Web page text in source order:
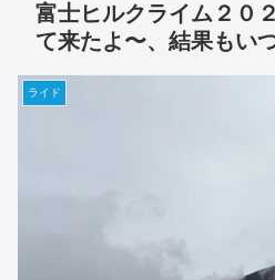
富士ヒルクライム２０
て来たよ〜、結果もい
ライド